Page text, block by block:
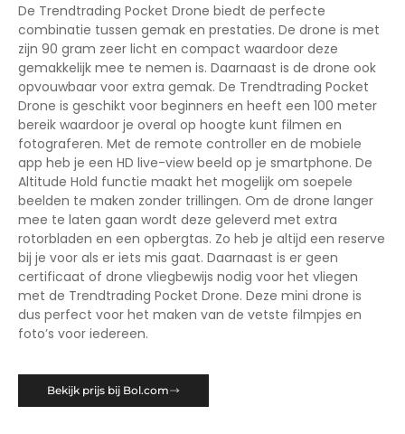
De Trendtrading Pocket Drone biedt de perfecte
combinatie tussen gemak en prestaties. De drone is met
zijn 90 gram zeer licht en compact waardoor deze
gemakkelijk mee te nemen is. Daarnaast is de drone ook
opvouwbaar voor extra gemak. De Trendtrading Pocket
Drone is geschikt voor beginners en heeft een 100 meter
bereik waardoor je overal op hoogte kunt filmen en
fotograferen. Met de remote controller en de mobiele
app heb je een HD live-view beeld op je smartphone. De
Altitude Hold functie maakt het mogelijk om soepele
beelden te maken zonder trillingen. Om de drone langer
mee te laten gaan wordt deze geleverd met extra
rotorbladen en een opbergtas. Zo heb je altijd een reserve
bij je voor als er iets mis gaat. Daarnaast is er geen
certificaat of drone vliegbewijs nodig voor het vliegen
met de Trendtrading Pocket Drone. Deze mini drone is
dus perfect voor het maken van de vetste filmpjes en
foto’s voor iedereen.
Bekijk prijs bij Bol.com